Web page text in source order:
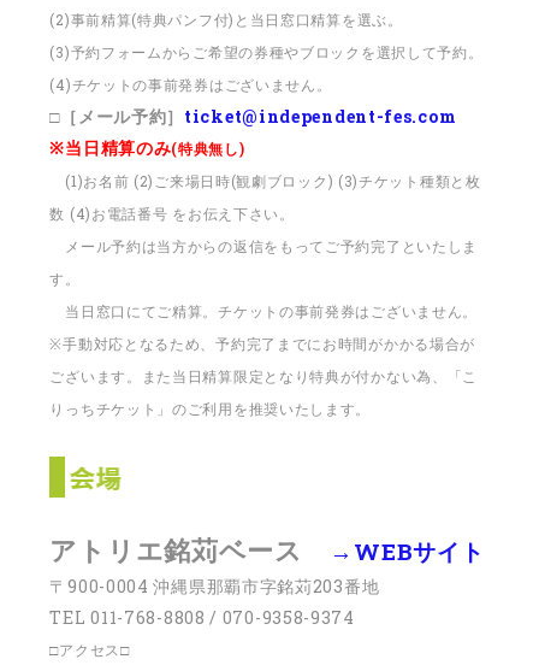
(2)事前精算(特典パンフ付)と当日窓口精算を選ぶ。
(3)予約フォームからご希望の券種やブロックを選択して予約。
(4)チケットの事前発券はございません。
□［メール予約］ ticket@independent-fes.com
※当日精算のみ(特典無し)
(1)お名前 (2)ご来場日時(観劇ブロック) (3)チケット種類と枚
数 (4)お電話番号 をお伝え下さい。
メール予約は当方からの返信をもってご予約完了といたしま
す。
当日窓口にてご精算。チケットの事前発券はございません。
※手動対応となるため、予約完了までにお時間がかかる場合が
ございます。また当日精算限定となり特典が付かない為、「こ
りっちチケット」のご利用を推奨いたします。
アトリエ銘苅ベース →WEBサイト
〒900-0004 沖縄県那覇市字銘苅203番地
TEL 011-768-8808 / 070-9358-9374
□アクセス□